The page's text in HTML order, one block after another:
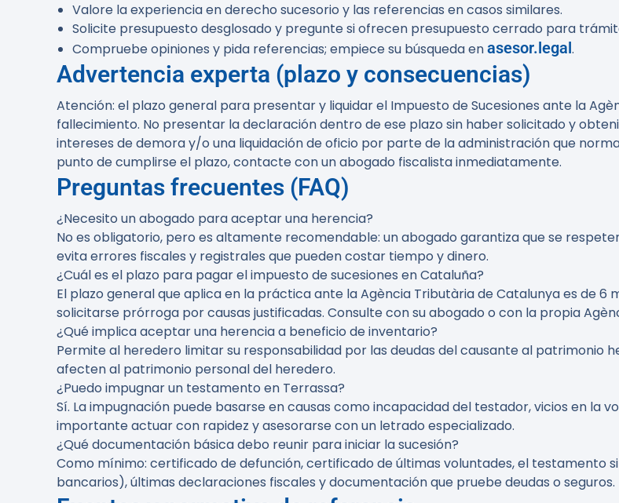
Valore la experiencia en derecho sucesorio y las referencias en casos similares.
Solicite presupuesto desglosado y pregunte si ofrecen presupuesto cerrado para
Compruebe opiniones y pida referencias; empiece su búsqueda enasesor.legal.
Advertencia experta (plazo y consecuencias)
Atención: el plazo general para presentar y liquidar el Impuesto de Sucesiones ante la
fallecimiento. No presentar la declaración dentro de ese plazo sin haber solicitado y
intereses de demora y/o una liquidación de oficio por parte de la administración que
punto de cumplirse el plazo, contacte con un abogado fiscalista inmediatamente.
Preguntas frecuentes (FAQ)
¿Necesito un abogado para aceptar una herencia?
No es obligatorio, pero es altamente recomendable: un abogado garantiza que se
evita errores fiscales y registrales que pueden costar tiempo y dinero.
¿Cuál es el plazo para pagar el impuesto de sucesiones en Cataluña?
El plazo general que aplica en la práctica ante la Agència Tributària de Catalunya es de
solicitarse prórroga por causas justificadas. Consulte con su abogado o con la propia
¿Qué implica aceptar una herencia a beneficio de inventario?
Permite al heredero limitar su responsabilidad por las deudas del causante al patrimonio
afecten al patrimonio personal del heredero.
¿Puedo impugnar un testamento en Terrassa?
Sí. La impugnación puede basarse en causas como incapacidad del testador, vicios en la
importante actuar con rapidez y asesorarse con un letrado especializado.
¿Qué documentación básica debo reunir para iniciar la sucesión?
Como mínimo: certificado de defunción, certificado de últimas voluntades, el testamento
bancarios), últimas declaraciones fiscales y documentación que pruebe deudas o seguros.